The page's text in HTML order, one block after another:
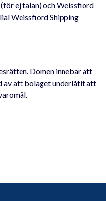
ej talan) och Weissfiord
Weissfiord Shipping
Domen innebar att
av att bolaget underlåtit att